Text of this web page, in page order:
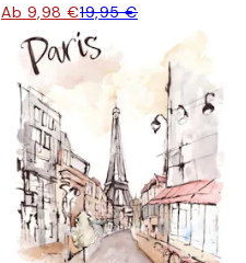
Ab 9,98 €19,95 €